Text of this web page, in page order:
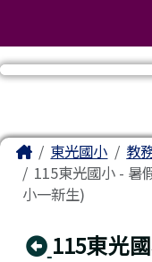
主內容區域
Home東光國小 教
115東光國小 - 暑
小一新生)
回上頁
115東光
頁尾區域